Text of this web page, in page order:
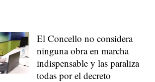
El Concello no considera
ninguna obra en marcha
indispensable y las paraliza
todas por el decreto